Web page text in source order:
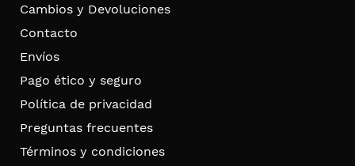
Cambios y Devoluciones
Contacto
Envíos
Pago ético y seguro
Política de privacidad
Preguntas frecuentes
Términos y condiciones